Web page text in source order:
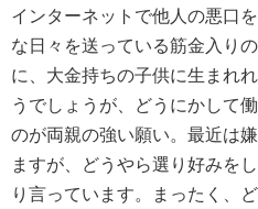
インターネットで他人の悪口
な日々を送っている筋金入り
に、大金持ちの子供に生まれ
うでしょうが、どうにかして
のが両親の強い願い。最近は
ますが、どうやら選り好みを
り言っています。まったく、